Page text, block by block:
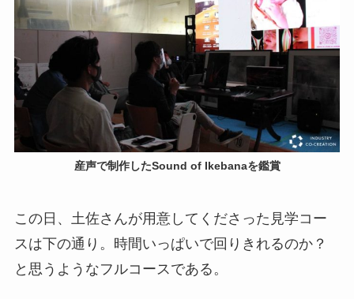
産声で制作したSound of Ikebanaを鑑賞
この日、土佐さんが用意してくださった見学コー
スは下の通り。時間いっぱいで回りきれるのか？
と思うようなフルコースである。